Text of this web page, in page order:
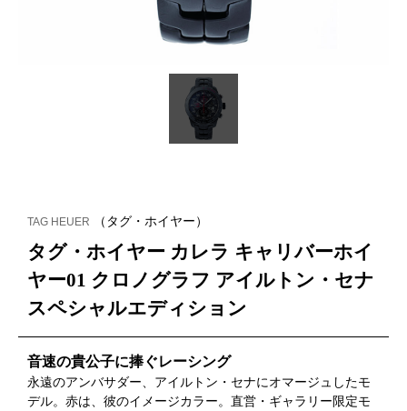
TAG HEUER （タグ・ホイヤー）
タグ・ホイヤー カレラ キャリバーホイ
ヤー01 クロノグラフ アイルトン・セナ
スペシャルエディション
音速の貴公子に捧ぐレーシング
永遠のアンバサダー、アイルトン・セナにオマージュしたモ
デル。赤は、彼のイメージカラー。直営・ギャラリー限定モ